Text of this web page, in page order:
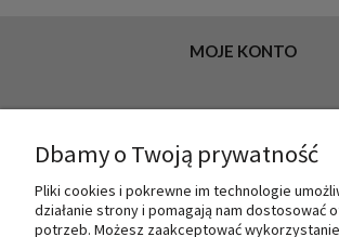
MOJE KONTO
O NAS
Dbamy o Twoją prywatność
Pliki cookies i pokrewne im technologie
działanie strony i pomagają nam dostosować
potrzeb. Możesz zaakceptować